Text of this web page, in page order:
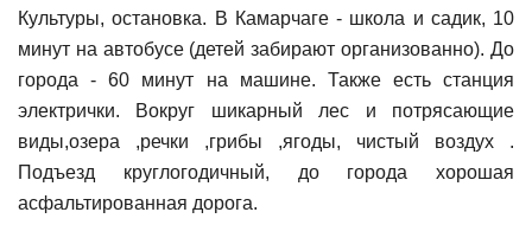
Культуры, остановка. В Камарчаге - школа и садик, 10
минут на автобусе (детей забирают организованно). До
города - 60 минут на машине. Также есть станция
электрички. Вокруг шикарный лес и потрясающие
виды,озера ,речки ,грибы ,ягоды, чистый воздух .
Подъезд круглогодичный, до города хорошая
асфальтированная дорога.